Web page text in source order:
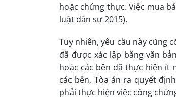
hoặc chứng thực. Việc mua
luật dân sự 2015).
Tuy nhiên, yêu cầu này cũng
đã được xác lập bằng văn
hoặc các bên đã thực hiện ít
các bên, Tòa án ra quyết
phải thực hiện việc công